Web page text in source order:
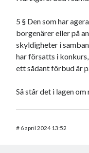
5 § Den som har
borgenärer eller på
skyldigheter i
har försatts i
ett sådant förbud är
Så står det i lagen
# 6 april 2024 13:52